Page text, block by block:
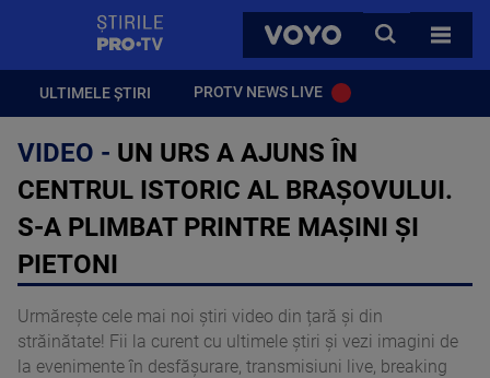
VOYO
CAUTA
TOATE
ULTIMELE ȘTIRI PROTV NEWS LIVE
VIDEO - UN URS A AJUNS ÎN
CENTRUL ISTORIC AL BRAȘOVULUI.
S-A PLIMBAT PRINTRE MAȘINI ȘI
PIETONI
Urmărește cele mai noi știri video din țară și din
străinătate! Fii la curent cu ultimele știri și vezi imagini de
la evenimente în desfășurare, transmisiuni live, breaking